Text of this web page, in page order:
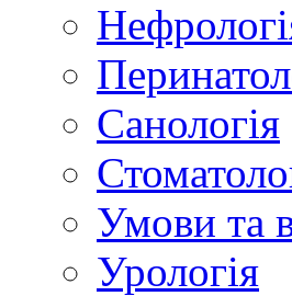
Санологія
Умови та
Урологія